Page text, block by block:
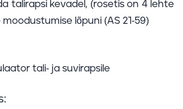
talirapsi kevadel, (rosetis on 4 lehte
lõpuni (AS 21-59)
tali- ja suvirapsile